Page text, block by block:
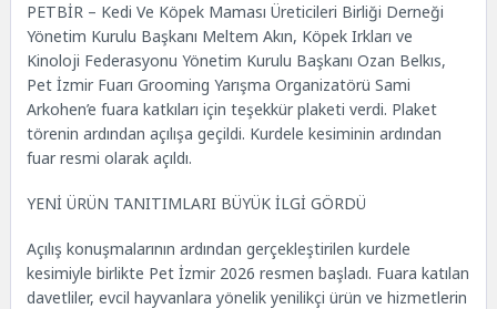
PETBİR – Kedi Ve Köpek Maması Üreticileri Birliği Derneği
Yönetim Kurulu Başkanı Meltem Akın, Köpek Irkları ve
Kinoloji Federasyonu Yönetim Kurulu Başkanı Ozan Belkıs,
Pet İzmir Fuarı Grooming Yarışma Organizatörü Sami
Arkohen’e fuara katkıları için teşekkür plaketi verdi. Plaket
törenin ardından açılışa geçildi. Kurdele kesiminin ardından
fuar resmi olarak açıldı.
YENİ ÜRÜN TANITIMLARI BÜYÜK İLGİ GÖRDÜ
Açılış konuşmalarının ardından gerçekleştirilen kurdele
kesimiyle birlikte Pet İzmir 2026 resmen başladı. Fuara katılan
davetliler, evcil hayvanlara yönelik yenilikçi ürün ve hizmetlerin